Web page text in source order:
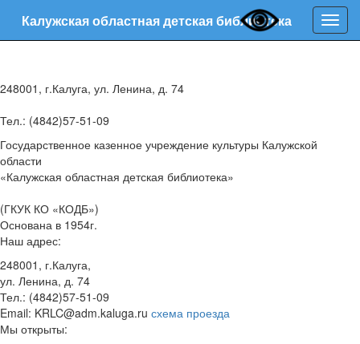
Калужская областная детская библиотека
248001, г.Калуга, ул. Ленина, д. 74
Тел.: (4842)57-51-09
Государственное казенное учреждение культуры Калужской
области
«Калужская областная детская библиотека»
(ГКУК КО «КОДБ»)
Основана в 1954г.
Наш адрес:
248001, г.Калуга,
ул. Ленина, д. 74
Тел.: (4842)57-51-09
Email: KRLC@adm.kaluga.ru схема проезда
Мы открыты: